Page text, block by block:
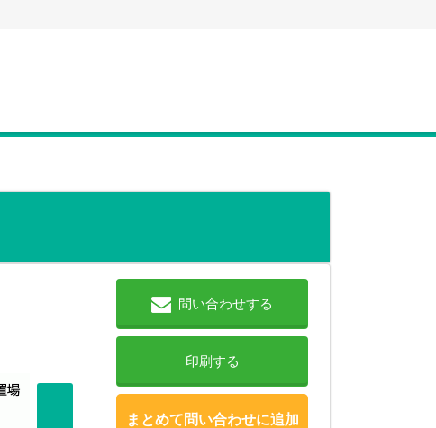
問い合わせする
印刷する
まとめて問い合わせに追加